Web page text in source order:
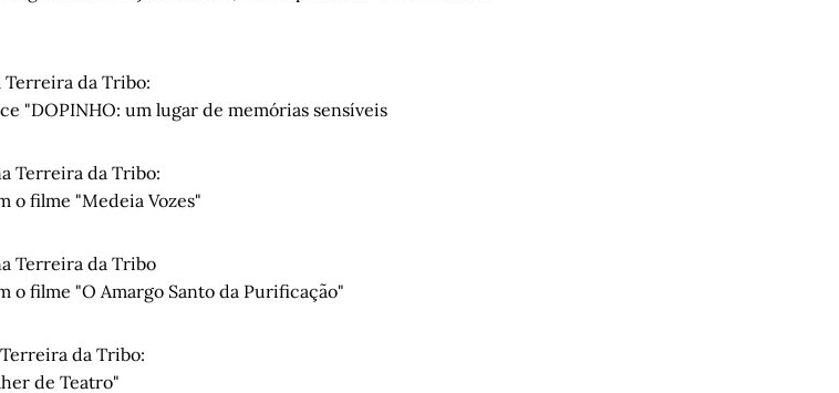
da Tribo:
"DOPINHO: um lugar de memórias sensíveis
Terreira da Tribo:
o filme "Medeia Vozes"
Terreira da Tribo
o filme "O Amargo Santo da Purificação"
da Tribo:
de Teatro"